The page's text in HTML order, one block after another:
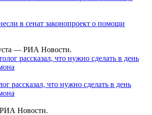
в сенат законопроект о помощи
— РИА Новости.
рассказал, что нужно сделать в день
Новости.